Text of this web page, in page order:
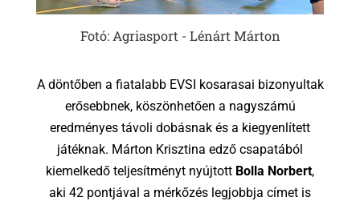
Fotó: Agriasport - Lénárt Márton
A döntőben a fiatalabb EVSI kosarasai bizonyultak
erősebbnek, köszönhetően a nagyszámú
eredményes távoli dobásnak és a kiegyenlített
játéknak. Márton Krisztina edző csapatából
kiemelkedő teljesítményt nyújtott Bolla Norbert,
aki 42 pontjával a mérkőzés legjobbja címet is